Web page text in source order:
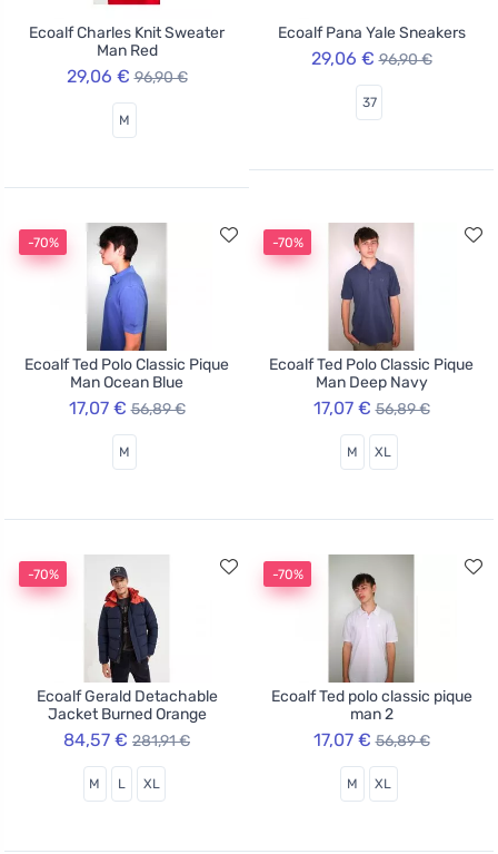
Ecoalf Charles Knit Sweater
Man Red
29,06 € 96,90 €
M
Ecoalf Pana Yale Sneakers
29,06 € 96,90 €
37
-70%
Ecoalf Ted Polo Classic Pique
Man Ocean Blue
17,07 € 56,89 €
M
-70%
Ecoalf Ted Polo Classic Pique
Man Deep Navy
17,07 € 56,89 €
M XL
-70%
Ecoalf Gerald Detachable
Jacket Burned Orange
84,57 € 281,91 €
M L XL
-70%
Ecoalf Ted polo classic pique
man 2
17,07 € 56,89 €
M XL